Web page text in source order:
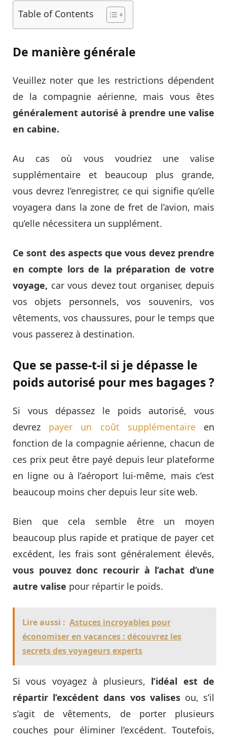
Table of Contents
De manière générale
Veuillez noter que les restrictions dépendent
de la compagnie aérienne, mais vous êtes
généralement autorisé à prendre une valise
en cabine.
Au cas où vous voudriez une valise
supplémentaire et beaucoup plus grande,
vous devrez l’enregistrer, ce qui signifie qu’elle
voyagera dans la zone de fret de l’avion, mais
qu’elle nécessitera un supplément.
Ce sont des aspects que vous devez prendre
en compte lors de la préparation de votre
voyage, car vous devez tout organiser, depuis
vos objets personnels, vos souvenirs, vos
vêtements, vos chaussures, pour le temps que
vous passerez à destination.
Que se passe-t-il si je dépasse le
poids autorisé pour mes bagages ?
Si vous dépassez le poids autorisé, vous
devrez payer un coût supplémentaireen
fonction de la compagnie aérienne, chacun de
ces prix peut être payé depuis leur plateforme
en ligne ou à l’aéroport lui-même, mais c’est
beaucoup moins cher depuis leur site web.
Bien que cela semble être un moyen
beaucoup plus rapide et pratique de payer cet
excédent, les frais sont généralement élevés,
vous pouvez donc recourir à l’achat d’une
autre valise pour répartir le poids.
Lire aussi : Astuces incroyables pour
économiser en vacances : découvrez les
secrets des voyageurs experts
Si vous voyagez à plusieurs, l’idéal est de
répartir l’excédent dans vos valisesou, s’il
s’agit de vêtements, de porter plusieurs
couches pour éliminer l’excédent. Toutefois,